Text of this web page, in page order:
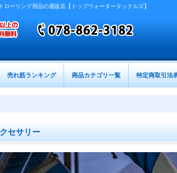
ーリング用品の通販店【トップウォータータックルズ】
売れ筋ランキング 商品カテゴリ一覧 特定商取引法
セサリー